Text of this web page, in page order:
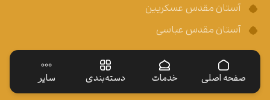
صفحه اصلی خدمات دسته‌بندی سایر
آستان مقدس عسکریین
آستان مقدس عباسی